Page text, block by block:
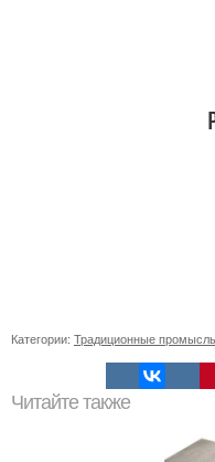
Категории: Традиционные
Читайте также